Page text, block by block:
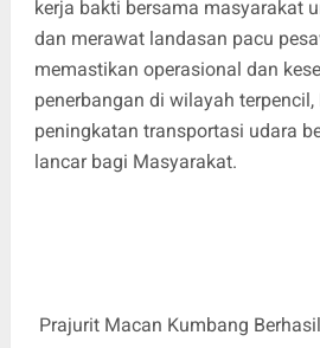
kerja bakti bersama masyarakat
dan merawat landasan pacu
memastikan operasional dan
penerbangan di wilayah terpencil,
peningkatan transportasi udara
lancar bagi Masyarakat.
Prajurit Macan Kumbang